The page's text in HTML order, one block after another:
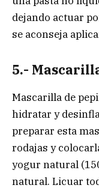
dejando actuar
se aconseja
5.-
Mascarilla de
hidratar y
preparar esta
rodajas y
yogur natural
natural. Licuar